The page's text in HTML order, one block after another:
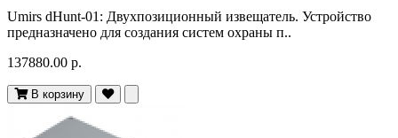
Umirs dHunt-01: Двухпозиционный извещатель. Устройство
предназначено для создания систем охраны п..
137880.00 р.
В корзину